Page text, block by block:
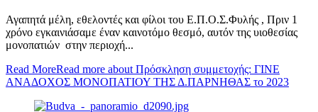
Αγαπητά μέλη, εθελοντές και φίλοι του Ε.Π.Ο.Σ.Φυλής , Πριν 1
χρόνο εγκαινιάσαμε έναν καινοτόμο θεσμό, αυτόν της υιοθεσίας
μονοπατιών στην περιοχή...
Read MoreRead more about Πρόσκληση συμμετοχής: ΓΙΝΕ
ΑΝΑΔΟΧΟΣ ΜΟΝΟΠΑΤΙΟΥ ΤΗΣ Δ.ΠΑΡΝΗΘΑΣ το 2023